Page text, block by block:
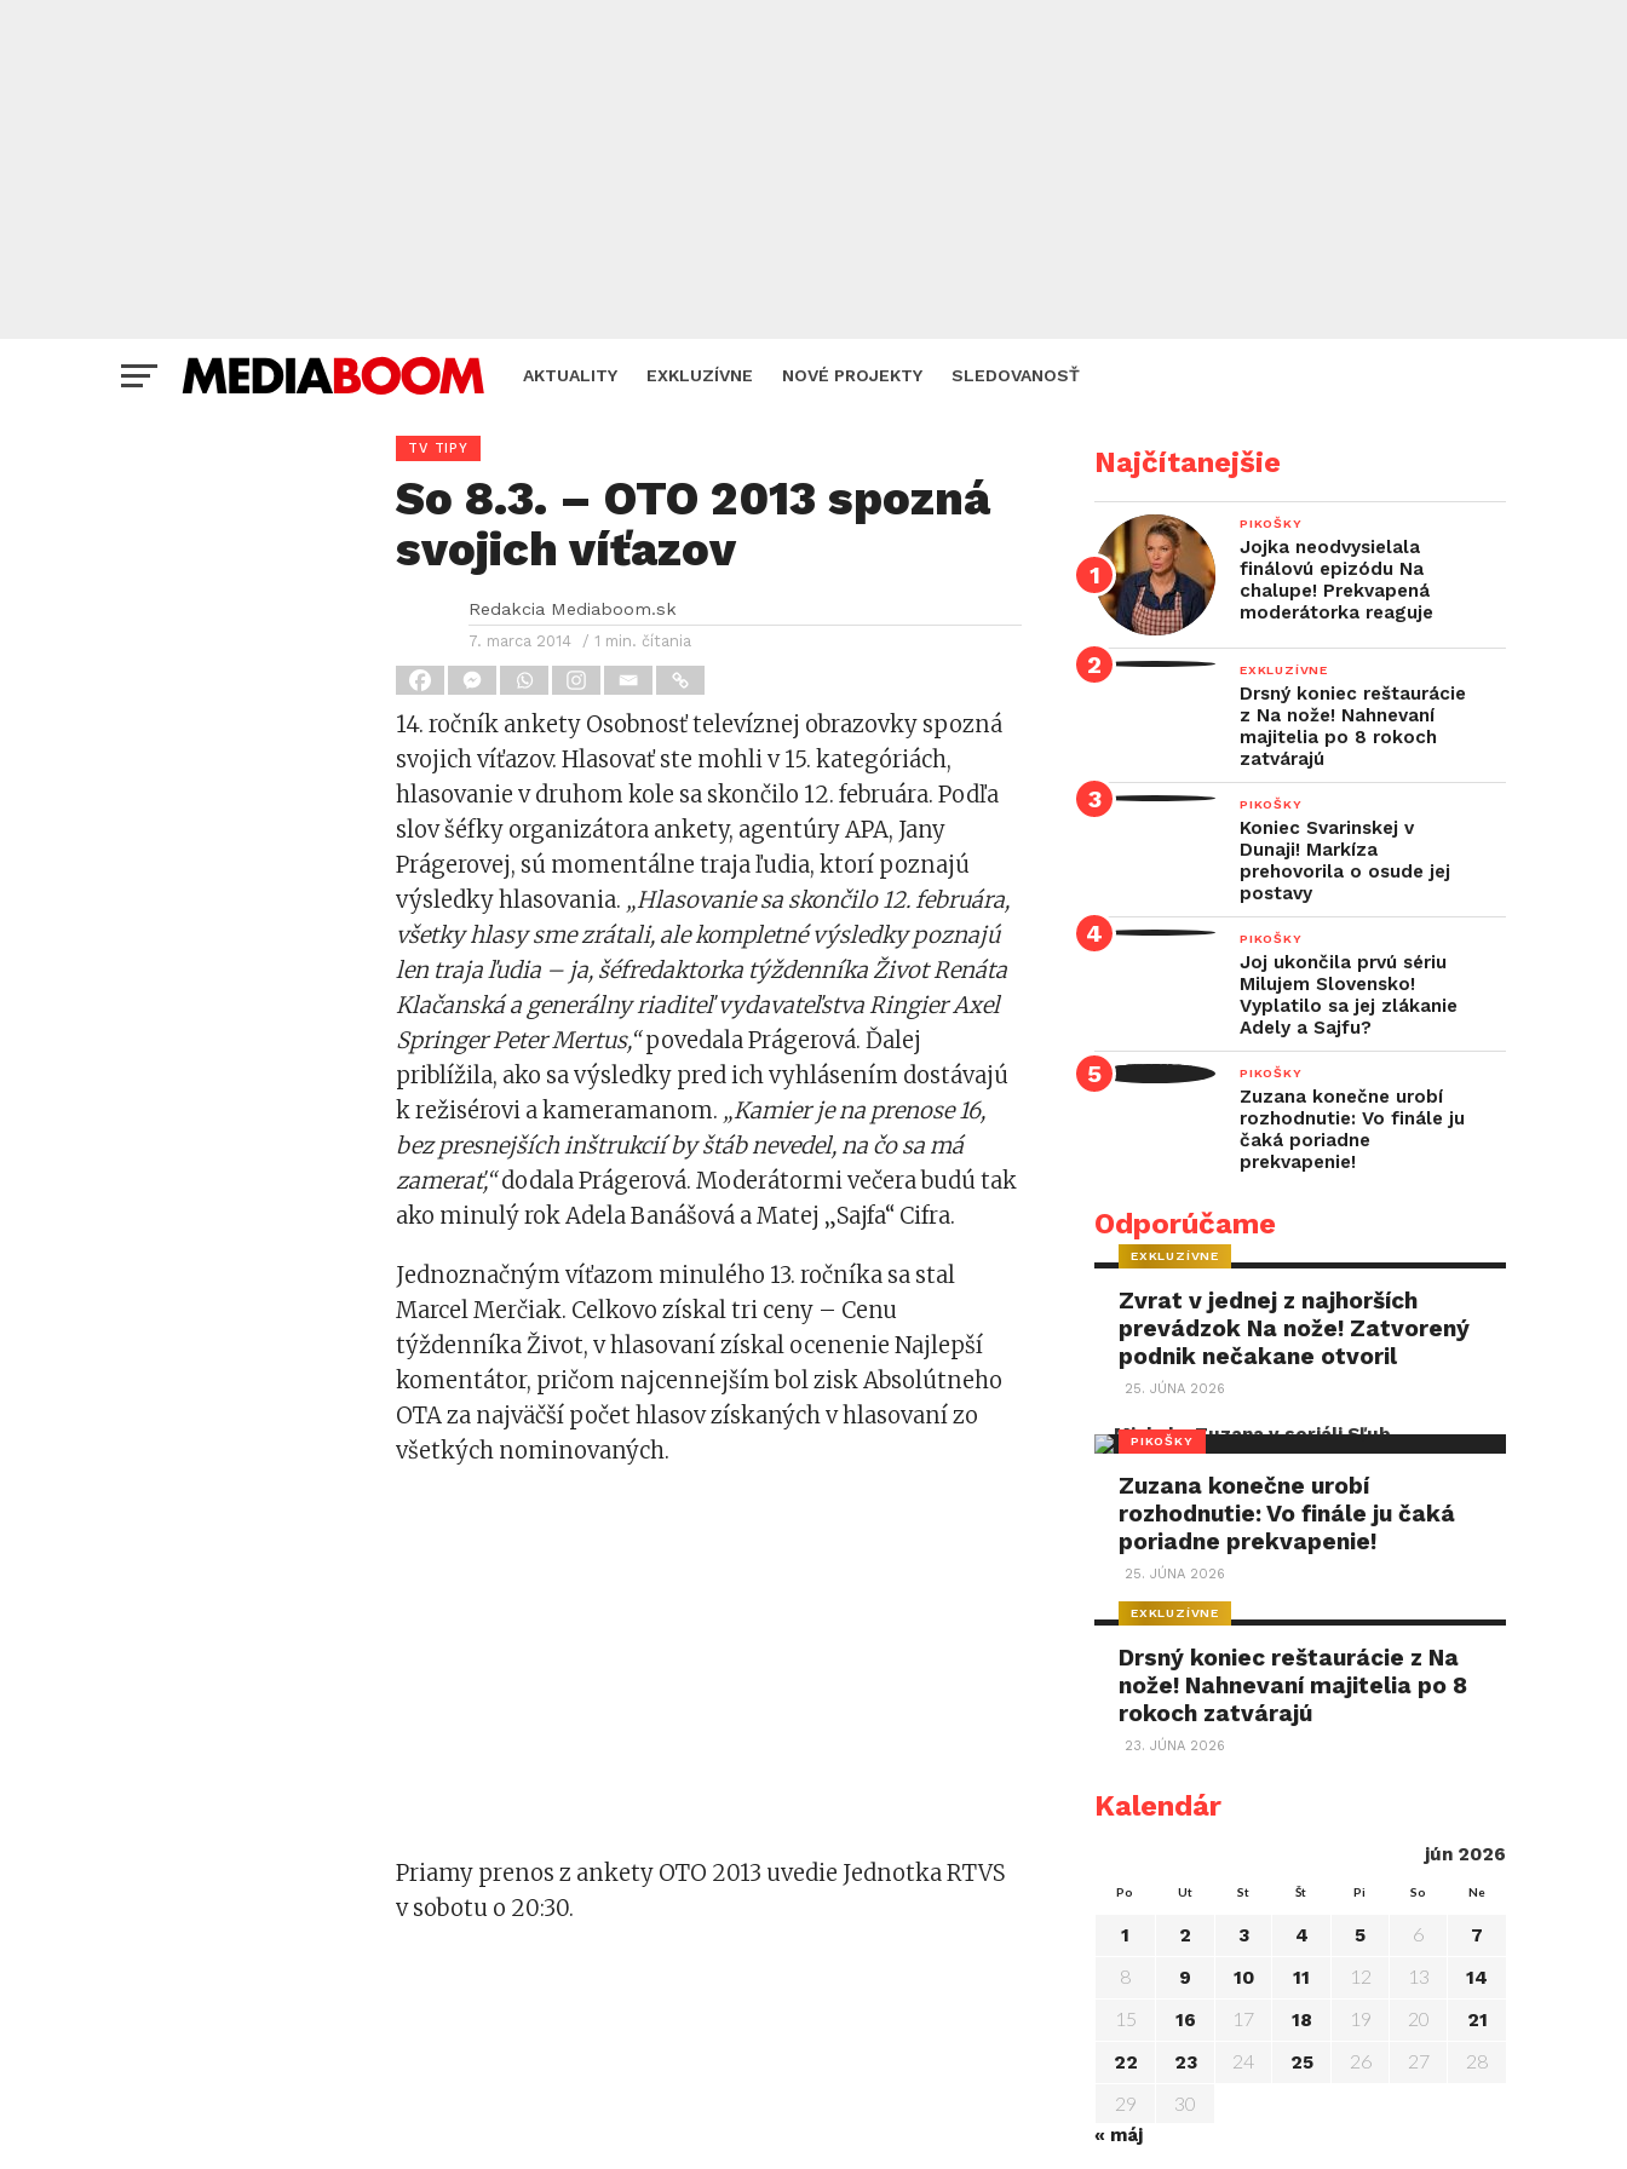
AKTUALITY EXKLUZÍVNE NOVÉ PROJEKTY SLEDOVANOSŤ
TV TIPY
So 8.3. – OTO 2013 spozná
svojich víťazov
Redakcia Mediaboom.sk
7. marca 2014 / 1 min. čítania
14. ročník ankety Osobnosť televíznej obrazovky spozná
svojich víťazov. Hlasovať ste mohli v 15. kategóriách,
hlasovanie v druhom kole sa skončilo 12. februára. Podľa
slov šéfky organizátora ankety, agentúry APA, Jany
Prágerovej, sú momentálne traja ľudia, ktorí poznajú
výsledky hlasovania. „Hlasovanie sa skončilo 12. februára,
všetky hlasy sme zrátali, ale kompletné výsledky poznajú
len traja ľudia – ja, šéfredaktorka týždenníka Život Renáta
Klačanská a generálny riaditeľ vydavateľstva Ringier Axel
Springer Peter Mertus,“povedala Prágerová. Ďalej
priblížila, ako sa výsledky pred ich vyhlásením dostávajú
k režisérovi a kameramanom. „Kamier je na prenose 16,
bez presnejších inštrukcií by štáb nevedel, na čo sa má
zamerať,“dodala Prágerová. Moderátormi večera budú tak
ako minulý rok Adela Banášová a Matej „Sajfa“ Cifra.
Jednoznačným víťazom minulého 13. ročníka sa stal
Marcel Merčiak. Celkovo získal tri ceny – Cenu
týždenníka Život, v hlasovaní získal ocenenie Najlepší
komentátor, pričom najcennejším bol zisk Absolútneho
OTA za najväčší počet hlasov získaných v hlasovaní zo
všetkých nominovaných.
Priamy prenos z ankety OTO 2013 uvedie Jednotka RTVS
v sobotu o 20:30.
Najčítanejšie
PIKOŠKY
Jojka neodvysielala
finálovú epizódu Na
chalupe! Prekvapená
moderátorka reaguje
EXKLUZÍVNE
Drsný koniec reštaurácie
z Na nože! Nahnevaní
majitelia po 8 rokoch
zatvárajú
PIKOŠKY
Koniec Svarinskej v
Dunaji! Markíza
prehovorila o osude jej
postavy
PIKOŠKY
Joj ukončila prvú sériu
Milujem Slovensko!
Vyplatilo sa jej zlákanie
Adely a Sajfu?
PIKOŠKY
Zuzana konečne urobí
rozhodnutie: Vo finále ju
čaká poriadne
prekvapenie!
Odporúčame
EXKLUZÍVNE
Zvrat v jednej z najhorších
prevádzok Na nože! Zatvorený
podnik nečakane otvoril
25. JÚNA 2026
PIKOŠKY
Zuzana konečne urobí
rozhodnutie: Vo finále ju čaká
poriadne prekvapenie!
25. JÚNA 2026
EXKLUZÍVNE
Drsný koniec reštaurácie z Na
nože! Nahnevaní majitelia po 8
rokoch zatvárajú
23. JÚNA 2026
Kalendár
jún 2026
Po Ut St Št Pi So Ne
1 2 3 4 5 6 7
8 9 10 11 12 13 14
15 16 17 18 19 20
21
22
23 24 25 26 27
28
29
30
« máj